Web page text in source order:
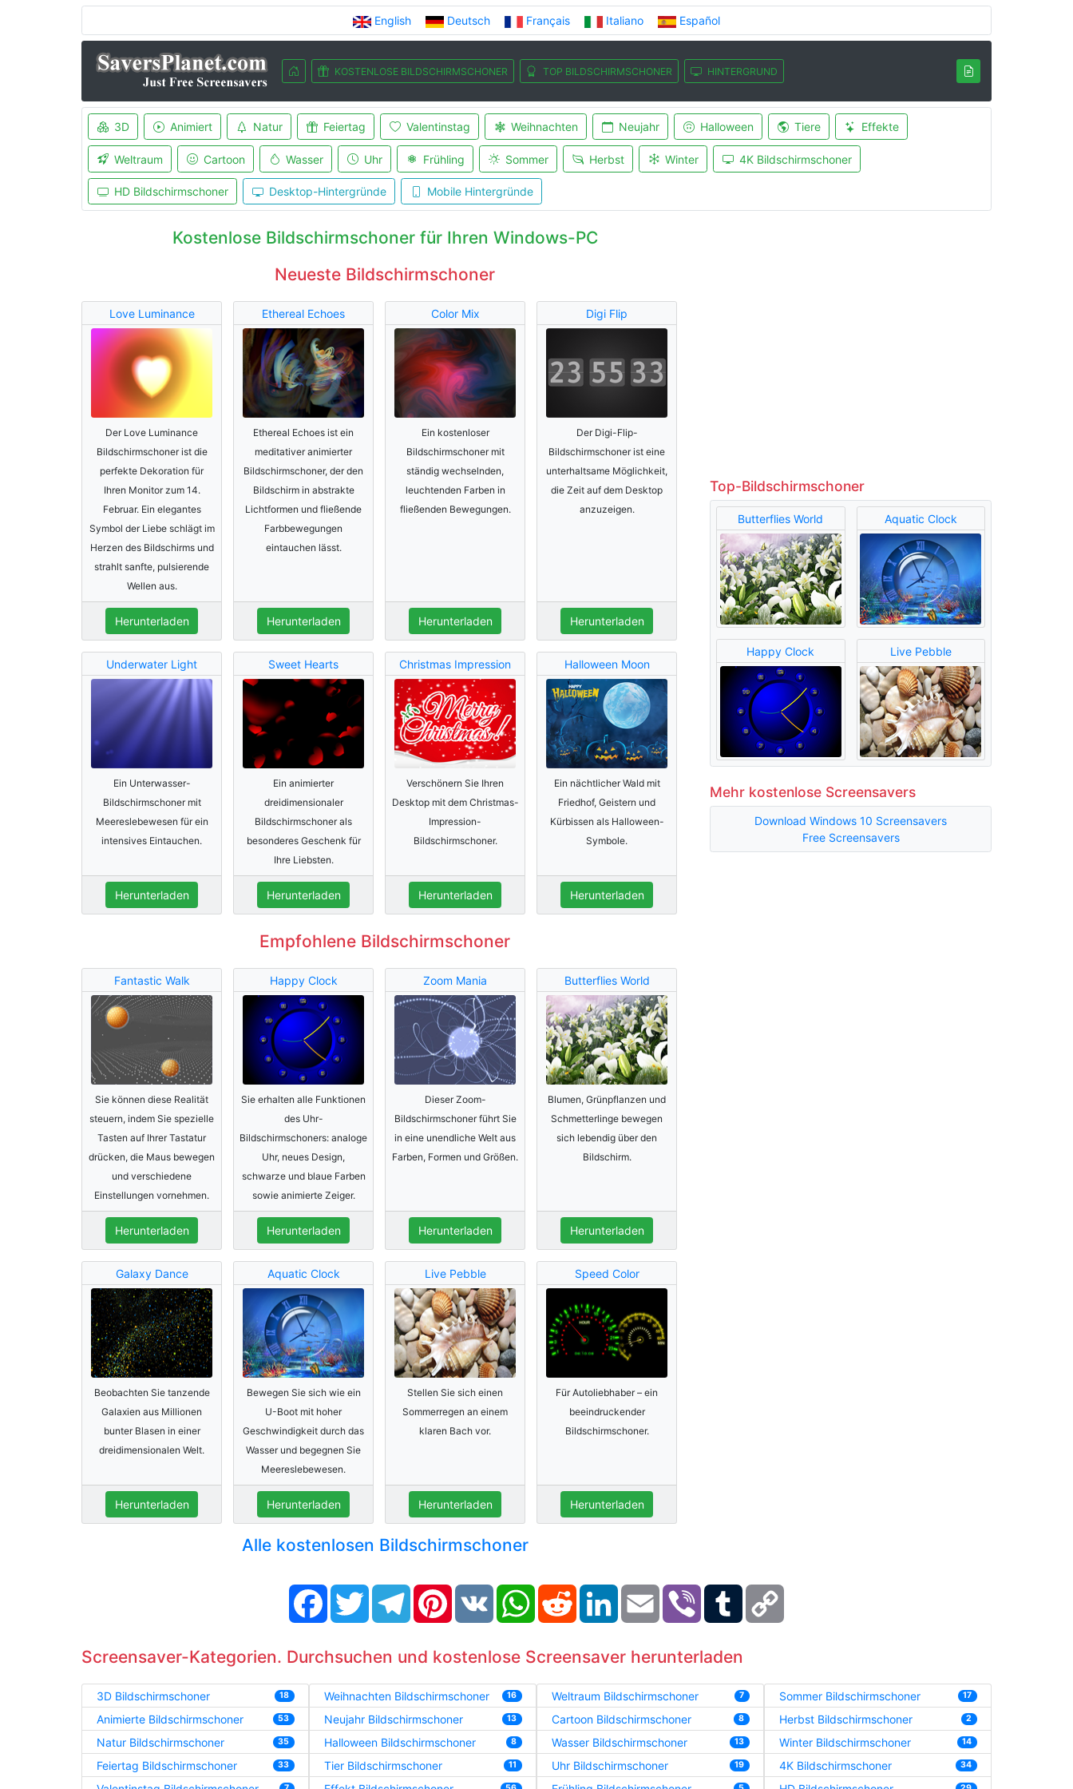
English Deutsch Français Italiano Español
KOSTENLOSE BILDSCHIRMSCHONER TOP BILDSCHIRMSCHONER HINTERGRUND
3D Animiert Natur Feiertag Valentinstag Weihnachten Neujahr Halloween Tiere Effekte
Weltraum Cartoon Wasser Uhr Frühling Sommer Herbst Winter 4K Bildschirmschoner
HD Bildschirmschoner Desktop-Hintergründe Mobile Hintergründe
Kostenlose Bildschirmschoner für Ihren Windows-PC
Neueste Bildschirmschoner
Love Luminance
Der Love Luminance
Bildschirmschoner ist die
perfekte Dekoration für
Ihren Monitor zum 14.
Februar. Ein elegantes
Symbol der Liebe schlägt im
Herzen des Bildschirms und
strahlt sanfte, pulsierende
Wellen aus.
Herunterladen
Ethereal Echoes
Ethereal Echoes ist ein
meditativer animierter
Bildschirmschoner, der den
Bildschirm in abstrakte
Lichtformen und fließende
Farbbewegungen
eintauchen lässt.
Herunterladen
Color Mix
Ein kostenloser
Bildschirmschoner mit
ständig wechselnden,
leuchtenden Farben in
fließenden Bewegungen.
Herunterladen
Digi Flip
Der Digi-Flip-
Bildschirmschoner ist eine
unterhaltsame Möglichkeit,
die Zeit auf dem Desktop
anzuzeigen.
Herunterladen
Underwater Light
Ein Unterwasser-
Bildschirmschoner mit
Meereslebewesen für ein
intensives Eintauchen.
Herunterladen
Sweet Hearts
Ein animierter
dreidimensionaler
Bildschirmschoner als
besonderes Geschenk für
Ihre Liebsten.
Herunterladen
Christmas Impression
Verschönern Sie Ihren
Desktop mit dem Christmas-
Impression-
Bildschirmschoner.
Herunterladen
Halloween Moon
Ein nächtlicher Wald mit
Friedhof, Geistern und
Kürbissen als Halloween-
Symbole.
Herunterladen
Empfohlene Bildschirmschoner
Fantastic Walk
Sie können diese Realität
steuern, indem Sie spezielle
Tasten auf Ihrer Tastatur
drücken, die Maus bewegen
und verschiedene
Einstellungen vornehmen.
Herunterladen
Happy Clock
Sie erhalten alle Funktionen
des Uhr-
Bildschirmschoners: analoge
Uhr, neues Design,
schwarze und blaue Farben
sowie animierte Zeiger.
Herunterladen
Zoom Mania
Dieser Zoom-
Bildschirmschoner führt Sie
in eine unendliche Welt aus
Farben, Formen und Größen.
Herunterladen
Butterflies World
Blumen, Grünpflanzen und
Schmetterlinge bewegen
sich lebendig über den
Bildschirm.
Herunterladen
Galaxy Dance
Beobachten Sie tanzende
Galaxien aus Millionen
bunter Blasen in einer
dreidimensionalen Welt.
Herunterladen
Aquatic Clock
Bewegen Sie sich wie ein
U-Boot mit hoher
Geschwindigkeit durch das
Wasser und begegnen Sie
Meereslebewesen.
Herunterladen
Live Pebble
Stellen Sie sich einen
Sommerregen an einem
klaren Bach vor.
Herunterladen
Speed Color
Für Autoliebhaber – ein
beeindruckender
Bildschirmschoner.
Herunterladen
Alle kostenlosen Bildschirmschoner
Top-Bildschirmschoner
Butterflies World Aquatic Clock
Happy Clock Live Pebble
Mehr kostenlose Screensavers
Download Windows 10 Screensavers
Free Screensavers
FacebookTwitter TelegramPinterestVK WhatsAppReddit LinkedIn Email Viber Tumblr
Screensaver-Kategorien. Durchsuchen und kostenlose Screensaver herunterladen
3D Bildschirmschoner 18
Animierte Bildschirmschoner 53
Natur Bildschirmschoner 35
Feiertag Bildschirmschoner 33
Weihnachten Bildschirmschoner 16
Neujahr Bildschirmschoner 13
Halloween Bildschirmschoner 8
Tier Bildschirmschoner 11
Weltraum Bildschirmschoner 7
Cartoon Bildschirmschoner 8
Wasser Bildschirmschoner 13
Uhr Bildschirmschoner 19
Sommer Bildschirmschoner 17
Herbst Bildschirmschoner 2
Winter Bildschirmschoner 14
4K Bildschirmschoner 34